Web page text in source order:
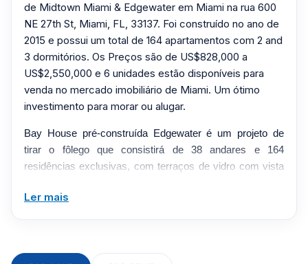
de Midtown Miami & Edgewater em Miami na rua 600
NE 27th St, Miami, FL, 33137. Foi construído no ano de
2015 e possui um total de 164 apartamentos com 2 and
3 dormitórios. Os Preços são de US$828,000 a
US$2,550,000 e 6 unidades estão disponíveis para
venda no mercado imobiliário de Miami. Um ótimo
investimento para morar ou alugar.
Bay House pré-construída Edgewater é um projeto de
tirar o fôlego que consistirá de 38 andares e 164
residências exclusivas, com terraços de vidro com vista
empreendimento residencial também contará com
Ler mais